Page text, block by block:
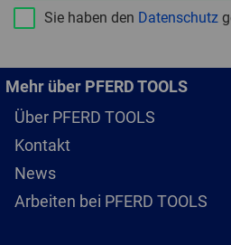
Sie haben den Datenschutz
Mehr über PFERD TOOLS
Über PFERD TOOLS
Kontakt
News
Arbeiten bei PFERD TOOLS